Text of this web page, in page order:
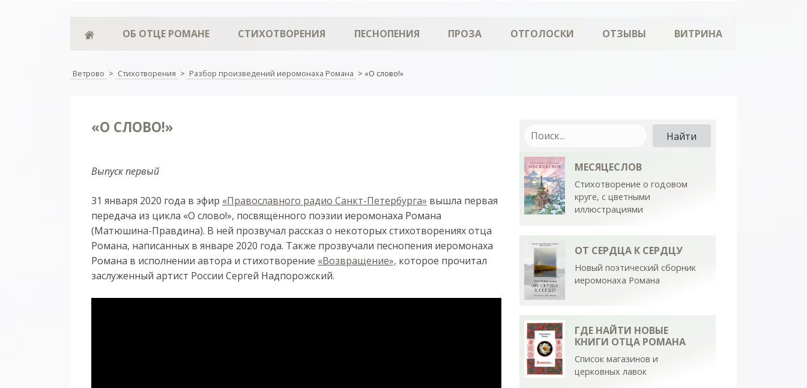
ОБ ОТЦЕ РОМАНЕ СТИХОТВОРЕНИЯ ПЕСНОПЕНИЯ ПРОЗА ОТГОЛОСКИ ОТЗЫВЫ ВИТРИНА
Ветрово > Стихотворения > Разбор произведений иеромонаха Романа > «О слово!»
«О СЛОВО!»
Выпуск первый
31 января 2020 года в эфир «Православного радио Санкт-Петербурга» вышла первая
передача из цикла «О слово!», посвящённого поэзии иеромонаха Романа
(Матюшина-Правдина). В ней прозвучал рассказ о некоторых стихотворениях отца
Романа, написанных в январе 2020 года. Также прозвучали песнопения иеромонаха
Романа в исполнении автора и стихотворение «Возвращение», которое прочитал
заслуженный артист России Сергей Надпорожский.
МЕСЯЦЕСЛОВ
Стихотворение о годовом
круге, с цветными
иллюстрациями
ОТ СЕРДЦА К СЕРДЦУ
Новый поэтический сборник
иеромонаха Романа
ГДЕ НАЙТИ НОВЫЕ
КНИГИ ОТЦА РОМАНА
Список магазинов и
церковных лавок